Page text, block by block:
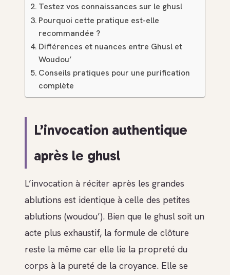
Testez vos connaissances sur le ghusl
Pourquoi cette pratique est-elle
recommandée ?
Différences et nuances entre Ghusl et
Woudou’
Conseils pratiques pour une purification
complète
L’invocation authentique
après le ghusl
L’invocation à réciter après les grandes
ablutions est identique à celle des petites
ablutions (woudou’). Bien que le ghusl soit un
acte plus exhaustif, la formule de clôture
reste la même car elle lie la propreté du
corps à la pureté de la croyance. Elle se